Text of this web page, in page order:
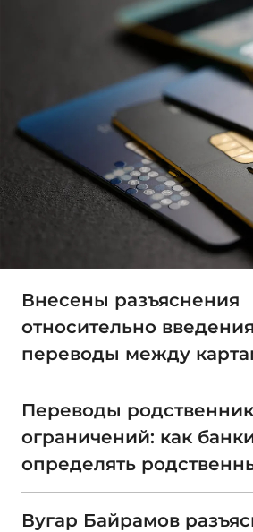
Внесены разъяснения
относительно
переводы между
Переводы
ограничений: как
определять
Вугар Байрамов